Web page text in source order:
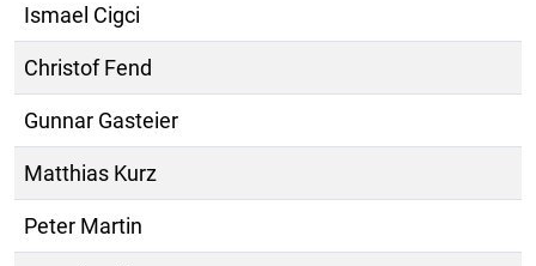
Ismael Cigci
Christof Fend
Gunnar Gasteier
Matthias Kurz
Peter Martin